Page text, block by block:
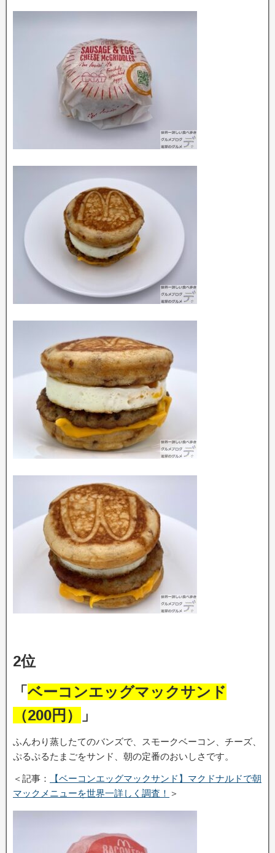
2位
「 ベーコンエッグマックサンド
（200円）
」
ふんわり蒸したてのバンズで、スモークベーコン、チーズ、
ぷるぷるたまごをサンド、朝の定番のおいしさです。
＜記事：
【ベーコンエッグマックサンド】マクドナルドで朝
マックメニューを世界一詳しく調査！ ＞